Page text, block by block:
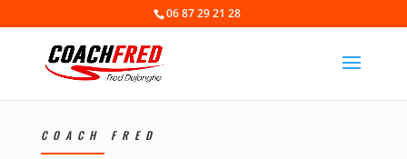
06 87 29 21 28
COACH FRED